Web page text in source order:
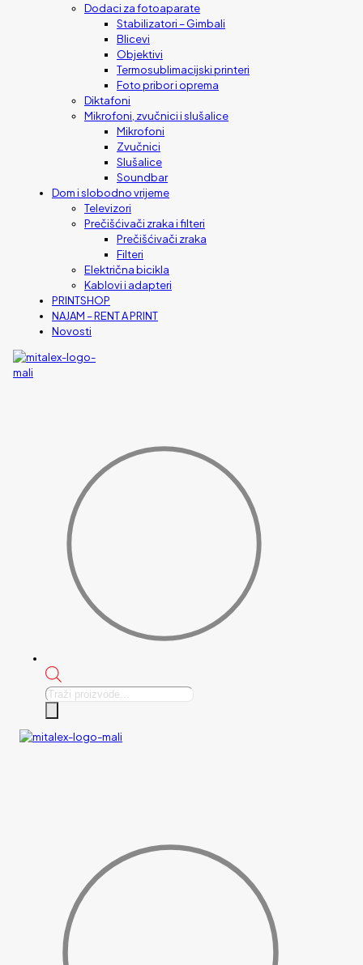
Dodaci za fotoaparate
Stabilizatori – Gimbali
Blicevi
Objektivi
Termosublimacijski printeri
Foto pribor i oprema
Diktafoni
Mikrofoni, zvučnici i slušalice
Mikrofoni
Zvučnici
Slušalice
Soundbar
Dom i slobodno vrijeme
Televizori
Prečišćivači zraka i filteri
Prečišćivači zraka
Filteri
Električna bicikla
Kablovi i adapteri
PRINTSHOP
NAJAM – RENT A PRINT
Novosti
Products